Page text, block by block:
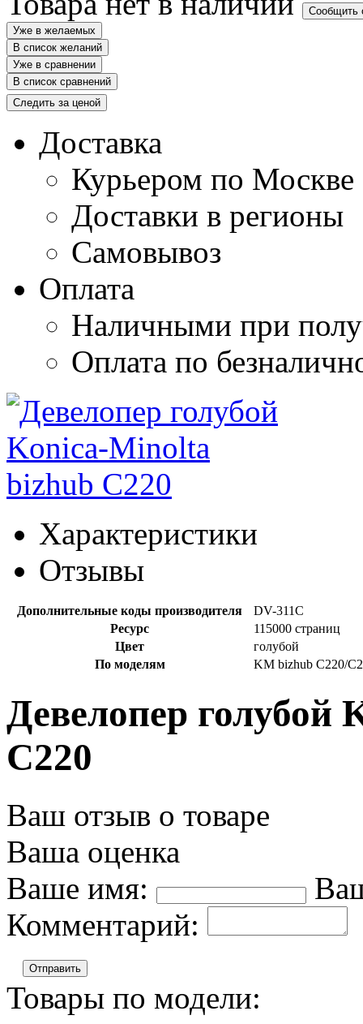
Сообщить
Уже в желаемых
В список желаний
Уже в сравнении
В список сравнений
Следить за ценой
Доставка
Курьером по Москве
Доставки в регионы
Самовывоз
Оплата
Наличными при
Оплата по
Характеристики
Отзывы
Дополнительные коды производителя
DV-311C
Ресурс
115000 страниц
Цвет
голубой
По моделям
KM bizhub C220/
Девелопер
C220
Ваш отзыв о товаре
Ваша оценка
Ваше имя:
Комментарий:
Отправить
Товары по модели: